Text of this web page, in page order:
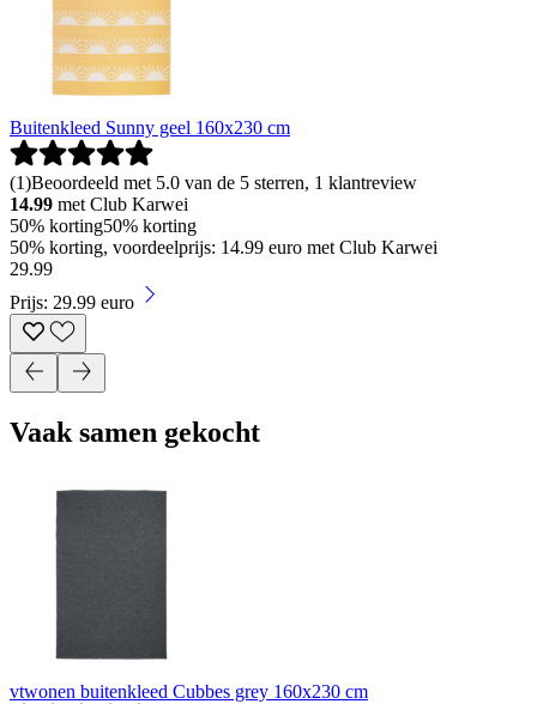
Buitenkleed Sunny geel 160x230 cm
(1)Beoordeeld met 5.0 van de 5 sterren, 1 klantreview
14.99 met Club Karwei
50% korting50% korting
50% korting, voordeelprijs: 14.99 euro met Club Karwei
29.99
Prijs: 29.99 euro
Vaak samen gekocht
vtwonen buitenkleed Cubbes grey 160x230 cm